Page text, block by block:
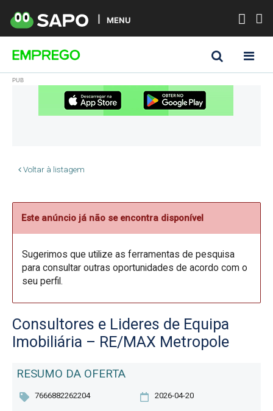
MENU
Voltar à listagem
Este anúncio já não se encontra disponível
Sugerimos que utilize as ferramentas de pesquisa
para consultar outras oportunidades de acordo com o
seu perfil.
Consultores e Lideres de Equipa
Imobiliária – RE/MAX Metropole
RESUMO DA OFERTA
7666882262204 2026-04-20